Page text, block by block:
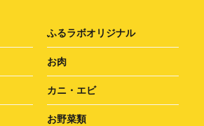
ふるラボオリジナル
お肉
カニ・エビ
お野菜類